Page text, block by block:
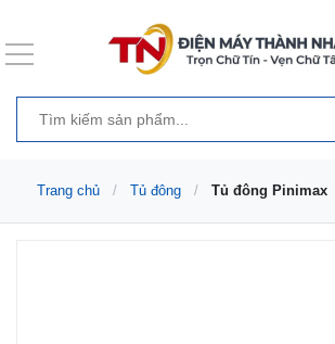
Trang chủ Tủ đông Tủ đông Pinimax